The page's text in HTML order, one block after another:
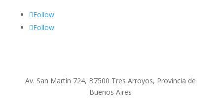
Follow
Follow
Av. San Martín 724, B7500 Tres Arroyos, Provincia de
Buenos Aires